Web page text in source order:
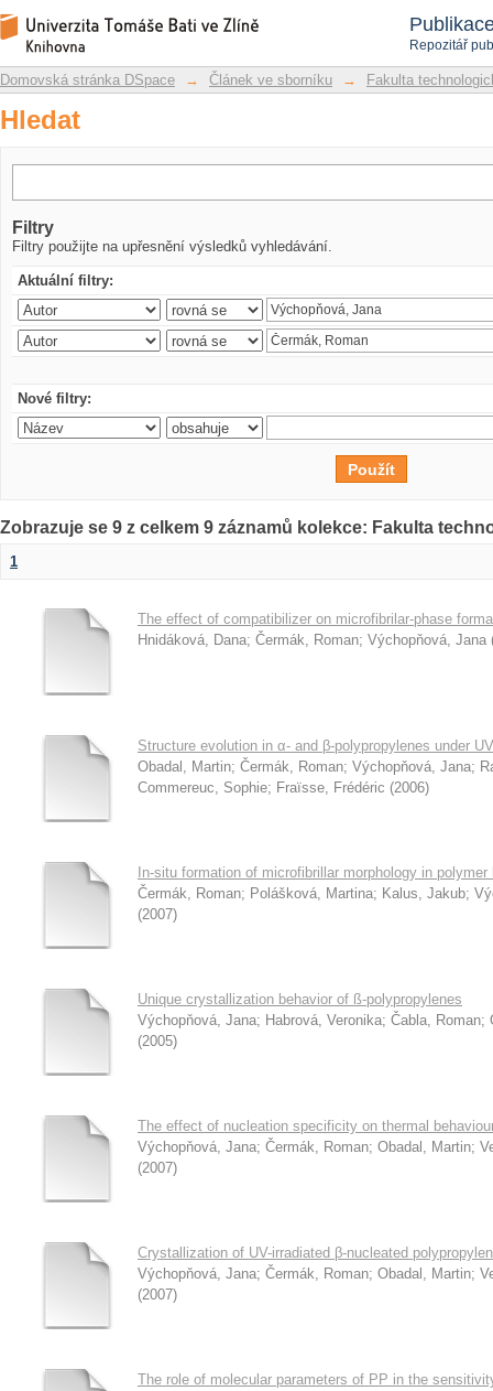
Repozitář
Hledat
Repozitář DSpace/Manakin
Domovská stránka DSpace → Článek ve sborníku → Fakulta
Hledat
Filtry
Filtry použijte na upřesnění výsledků vyhledávání.
Aktuální filtry:
Nové filtry:
Zobrazuje se 9 z celkem 9 záznamů kolekce: Fakulta
1
The effect of compatibilizer on microfibrilar-phase
Hnidáková, Dana; Čermák, Roman; Výchopňová, Jana
Structure evolution in α- and β-polypropylenes under
Obadal, Martin; Čermák, Roman; Výchopňová, Jana;
Commereuc, Sophie; Fraïsse, Frédéric (2006)
In-situ formation of microfibrillar morphology in polymer
Čermák, Roman; Polášková, Martina; Kalus, Jakub;
(2007)
Unique crystallization behavior of ß-polypropylenes
Výchopňová, Jana; Habrová, Veronika; Čabla, Roman;
(2005)
The effect of nucleation specificity on thermal
Výchopňová, Jana; Čermák, Roman; Obadal, Martin;
(2007)
Crystallization of UV-irradiated β-nucleated
Výchopňová, Jana; Čermák, Roman; Obadal, Martin;
(2007)
The role of molecular parameters of PP in the